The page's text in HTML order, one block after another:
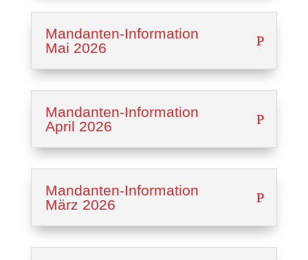
Mandan­ten-Infor­ma­ti­on
Mai 2026
Mandan­ten-Infor­ma­ti­on
April 2026
Mandan­ten-Infor­ma­ti­on
März 2026